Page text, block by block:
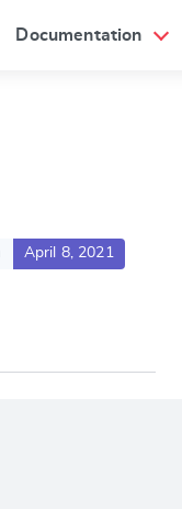
Documentation
April 8, 2021